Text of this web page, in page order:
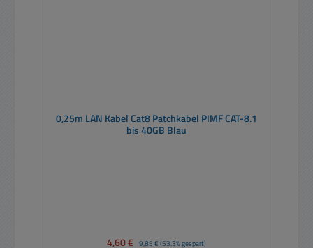
0,25m LAN Kabel Cat8 Patchkabel PIMF CAT-8.1
bis 40GB Blau
Verkaufspreis:
4,60 € Regulärer Preis:
9,85 € (53.3% gespart)